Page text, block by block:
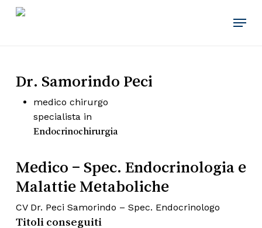
Skip
Menu
Dr. Samorindo Peci
medico chirurgo
specialista in
Endocrinochirurgia
Medico – Spec. Endocrinologia e
Malattie Metaboliche
CV Dr. Peci Samorindo – Spec. Endocrinologo
Titoli conseguiti